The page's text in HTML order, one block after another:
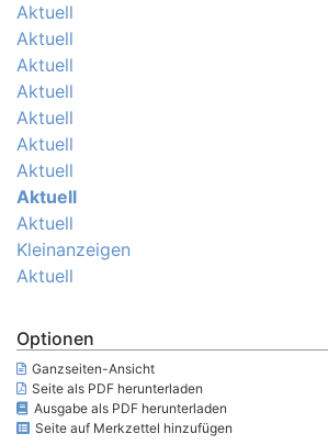
Aktuell
Aktuell
Aktuell
Aktuell
Aktuell
Aktuell
Aktuell
Aktuell
Aktuell
Kleinanzeigen
Aktuell
Optionen
Ganzseiten-Ansicht
Seite als PDF herunterladen
Ausgabe als PDF herunterladen
Seite auf Merkzettel hinzufügen